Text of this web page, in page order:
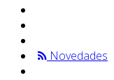
Novedades